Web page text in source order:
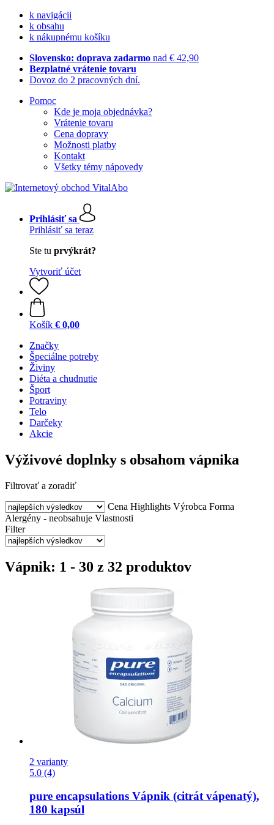
k navigácii
k obsahu
k nákupnému košíku
Slovensko: doprava zadarmo nad € 42,90
Bezplatné vrátenie tovaru
Dovoz do 2 pracovných dní.
Pomoc
Kde je moja objednávka?
Vrátenie tovaru
Cena dopravy
Možnosti platby
Kontakt
Všetky témy nápovedy
Prihlásiť sa
Prihlásiť sa teraz
Ste tu prvýkrát?
Vytvoriť účet
Košík € 0,00
Značky
Špeciálne potreby
Živiny
Diéta a chudnutie
Šport
Potraviny
Telo
Darčeky
Akcie
Výživové doplnky s obsahom vápnika
Filtrovať a zoradiť
Cena Highlights Výrobca Forma
Alergény - neobsahuje Vlastnosti
Filter
Vápnik: 1 - 30 z 32 produktov
2 varianty
5.0 (4)
pure encapsulations Vápnik (citrát vápenatý),
180 kapsúl